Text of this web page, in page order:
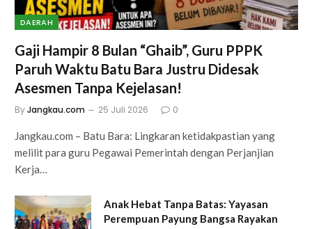
DAERAH
Gaji Hampir 8 Bulan “Ghaib”, Guru PPPK
Paruh Waktu Batu Bara Justru Didesak
Asesmen Tanpa Kejelasan!
ByJangkau.com 25 Juli 2026 0
Jangkau.com – Batu Bara: Lingkaran ketidakpastian yang
melilit para guru Pegawai Pemerintah dengan Perjanjian
Kerja…
Anak Hebat Tanpa Batas: Yayasan
Perempuan Payung Bangsa Rayakan